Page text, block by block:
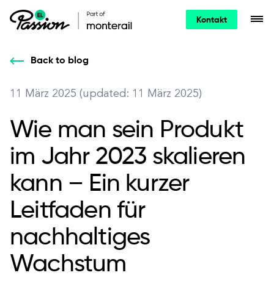
Kontakt
Back to blog
11 März 2025 (updated: 11 März 2025)
Wie man sein Produkt
im Jahr 2023 skalieren
kann – Ein kurzer
Leitfaden für
nachhaltiges
Wachstum